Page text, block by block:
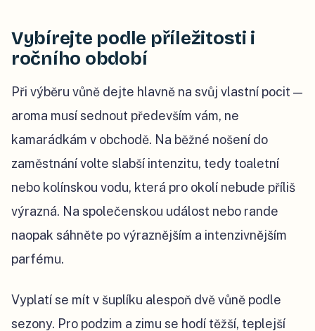
Vybírejte podle příležitosti i
ročního období
Při výběru vůně dejte hlavně na svůj vlastní pocit —
aroma musí sednout především vám, ne
kamarádkám v obchodě. Na běžné nošení do
zaměstnání volte slabší intenzitu, tedy toaletní
nebo kolínskou vodu, která pro okolí nebude příliš
výrazná. Na společenskou událost nebo rande
naopak sáhněte po výraznějším a intenzivnějším
parfému.
Vyplatí se mít v šuplíku alespoň dvě vůně podle
sezony. Pro podzim a zimu se hodí těžší, teplejší